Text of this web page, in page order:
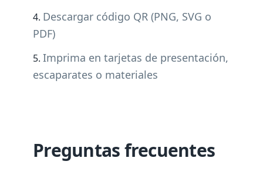
Descargar código QR (PNG, SVG o
PDF)
Imprima en tarjetas de presentación,
escaparates o materiales
Preguntas frecuentes